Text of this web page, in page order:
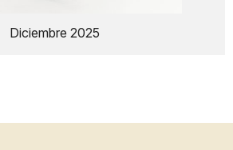
Diciembre 2025